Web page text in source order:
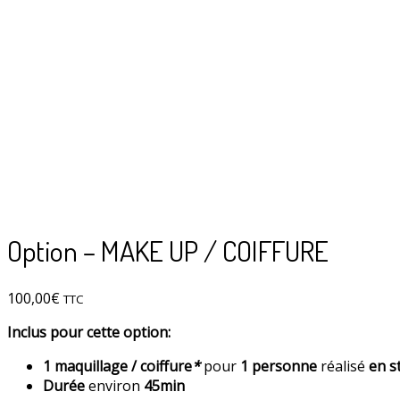
Option – MAKE UP / COIFFURE
100,00€ TTC
Inclus pour cette option:
1 maquillage / coiffure* pour 1 personne réalisé en
Duréeenviron 45min